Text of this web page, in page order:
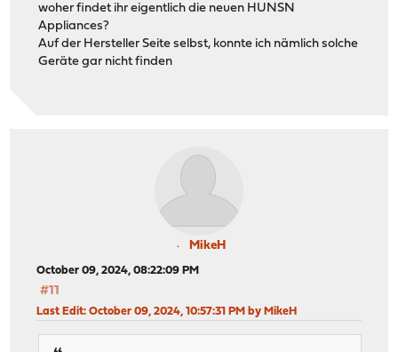
woher findet ihr eigentlich die neuen HUNSN
Appliances?
Auf der Hersteller Seite selbst, konnte ich nämlich solche
Geräte gar nicht finden
MikeH
October 09, 2024, 08:22:09 PM
#11
Last Edit: October 09, 2024, 10:57:31 PM by MikeH